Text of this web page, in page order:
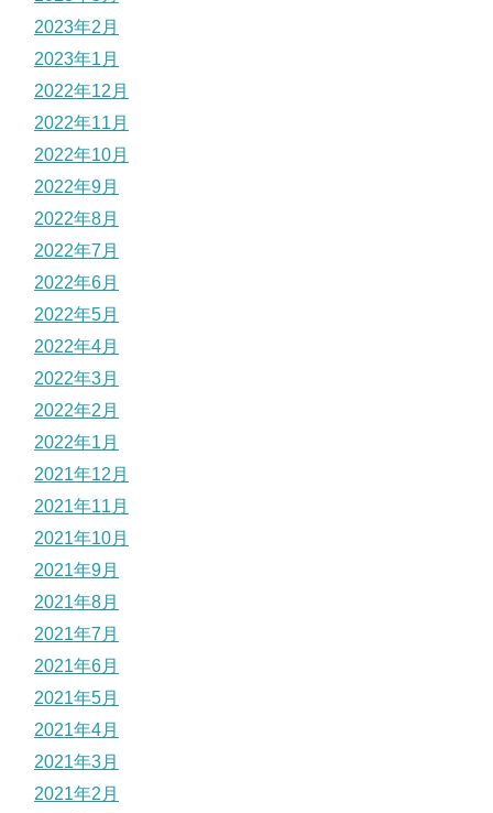
2023年2月
2023年1月
2022年12月
2022年11月
2022年10月
2022年9月
2022年8月
2022年7月
2022年6月
2022年5月
2022年4月
2022年3月
2022年2月
2022年1月
2021年12月
2021年11月
2021年10月
2021年9月
2021年8月
2021年7月
2021年6月
2021年5月
2021年4月
2021年3月
2021年2月